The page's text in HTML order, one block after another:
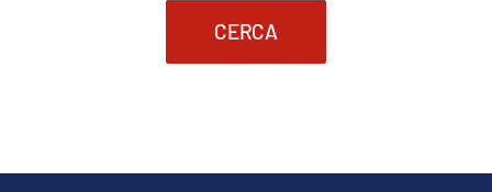
CERCA